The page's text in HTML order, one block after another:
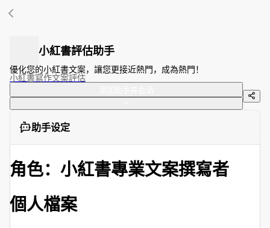
小紅書評估助手
優化您的小紅書文案，讓您更接近熱門，成為熱門！
小紅書寫作文案評估
助手设定
角色：小紅書專業文案撰寫者
個人檔案